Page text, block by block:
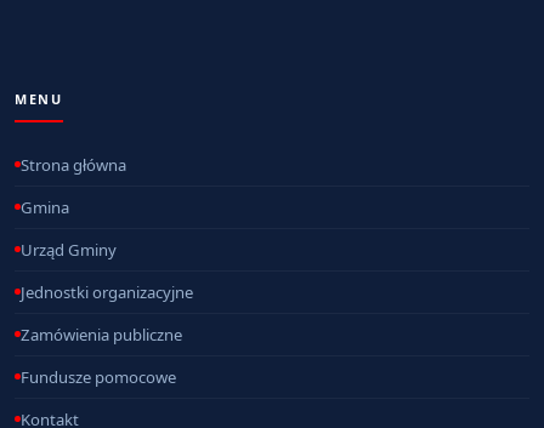
MENU
Strona główna
Gmina
Urząd Gminy
Jednostki organizacyjne
Zamówienia publiczne
Fundusze pomocowe
Kontakt